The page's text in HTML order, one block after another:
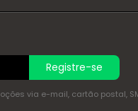
Registre-se
via e-mail, cartão postal,